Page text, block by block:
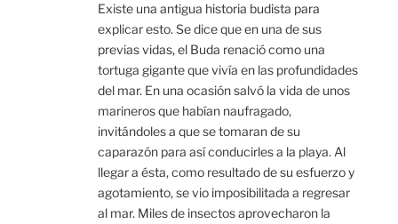
Existe una antigua historia budista para
explicar esto. Se dice que en una de sus
previas vidas, el Buda renació como una
tortuga gigante que vivía en las profundidades
del mar. En una ocasión salvó la vida de unos
marineros que habían naufragado,
invitándoles a que se tomaran de su
caparazón para así conducirles a la playa. Al
llegar a ésta, como resultado de su esfuerzo y
agotamiento, se vio imposibilitada a regresar
al mar. Miles de insectos aprovecharon la